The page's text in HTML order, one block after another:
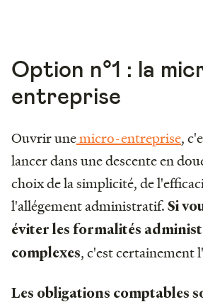
Option n°1 : la
entreprise
Ouvrir unemicro-entreprise,
lancer dans une descente en
choix de la simplicité, de
l'allégement administratif. Si
éviter les formalités
complexes, c'est certainement
Les obligations comptables